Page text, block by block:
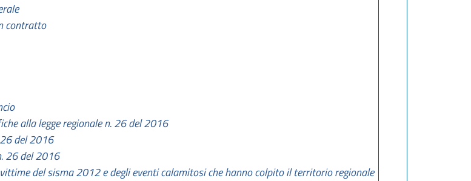
contratto
alla legge regionale n. 26 del 2016
del 2016
26 del 2016
del sisma 2012 e degli eventi calamitosi che hanno colpito il territorio regionale